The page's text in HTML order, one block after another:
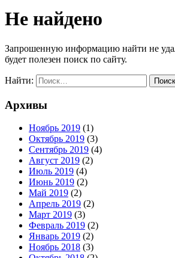
Не найдено
Запрошенную информацию найти не
будет полезен поиск по сайту.
Найти:
Архивы
Ноябрь 2019 (1)
Октябрь 2019 (3)
Сентябрь 2019 (4)
Август 2019 (2)
Июль 2019 (4)
Июнь 2019 (2)
Май 2019 (2)
Апрель 2019 (2)
Март 2019 (3)
Февраль 2019 (2)
Январь 2019 (2)
Ноябрь 2018 (3)